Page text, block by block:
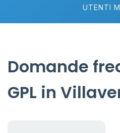
UTENTI
Domande
GPL in